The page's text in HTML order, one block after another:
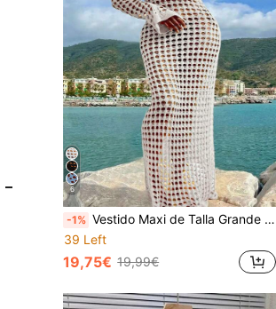
6
-1% Vestido Maxi de Talla Grande Sexy de Punto Sólido con Recortes de Manga Larga para Crucero, Verano, Casual, Vacaciones, Playa Blanca
39 Left
19,75€ 19,99€